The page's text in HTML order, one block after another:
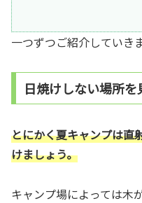
一つずつご紹介していき
日焼けしない場所を
とにかく夏キャンプは直
けましょう。
キャンプ場によっては木